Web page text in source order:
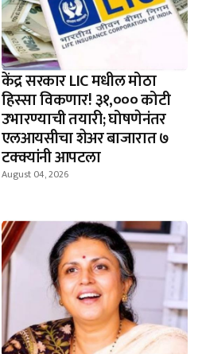
केंद्र सरकार LIC मधील मोठा
हिस्सा विकणार! ३१,००० कोटी
उभारण्याची तयारी; घोषणेनंतर
एलआयसीचा शेअर बाजारात ७
टक्क्यांनी आपटला
August 04, 2026